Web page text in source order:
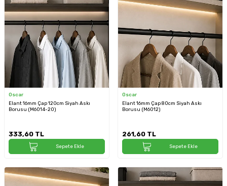
Oscar
Elant 16mm Çap 120cm Siyah Askı
Borusu (M6014-20)
333,60 TL
Sepete Ekle
Oscar
Elant 16mm Çap 80cm Siyah Askı
Borusu (M6012)
261,60 TL
Sepete Ekle